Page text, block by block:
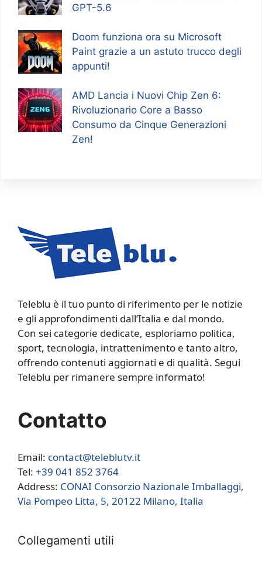
GPT-5.6
Doom funziona ora su Microsoft
Paint grazie a un astuto trucco degli
appunti!
AMD Lancia i Nuovi Chip Zen 6:
Rivoluzionario Core a Basso
Consumo da Cinque Generazioni
Zen!
Teleblu è il tuo punto di riferimento per le notizie
e gli approfondimenti dall’Italia e dal mondo.
Con sei categorie dedicate, esploriamo politica,
sport, tecnologia, intrattenimento e tanto altro,
offrendo contenuti aggiornati e di qualità. Segui
Teleblu per rimanere sempre informato!
Contatto
Email: contact@teleblutv.it
Tel: +39 041 852 3764
Address: CONAI Consorzio Nazionale Imballaggi,
Via Pompeo Litta, 5, 20122 Milano, Italia
Collegamenti utili